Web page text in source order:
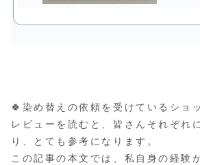
🍀染め替えの依頼を受けているショ
レビューを読むと、皆さんそれぞれ
り、とても参考になります。
この記事の本文では、私自身の経験